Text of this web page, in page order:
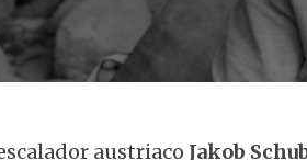
austriaco Jakob